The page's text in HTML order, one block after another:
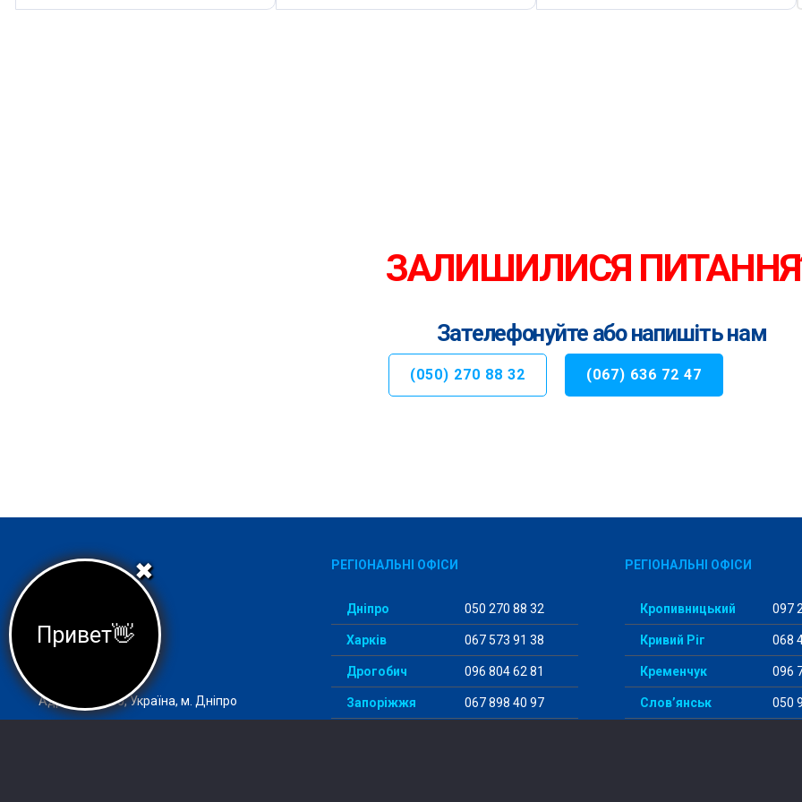
ЗАЛИШИЛИСЯ
Зателефонуйте або напишіть нам
(050) 270 88 32 (067) 636 72 47
Агеція StudentWay –
Адреса: 49000, Україна, м. Дніпро
РЕГІОНАЛЬНІ ОФІСИ
Дніпро 050 270 88 32
Харків 067 573 91 38
Дрогобич 096 804 62 81
Запоріжжя 067 898 40 97
РЕГІОНАЛЬНІ ОФІСИ
Кропивницький 097
Кривий Ріг 068
Кременчук 096
Слов’янськ 050
✖
Привет👋